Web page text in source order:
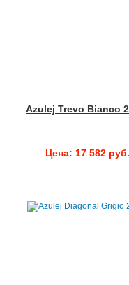
Azulej Trevo Bianco
Цена: 17 582 руб.